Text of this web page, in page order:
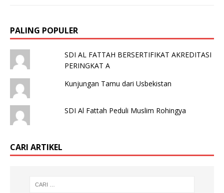
PALING POPULER
SDI AL FATTAH BERSERTIFIKAT AKREDITASI
PERINGKAT A
Kunjungan Tamu dari Usbekistan
SDI Al Fattah Peduli Muslim Rohingya
CARI ARTIKEL